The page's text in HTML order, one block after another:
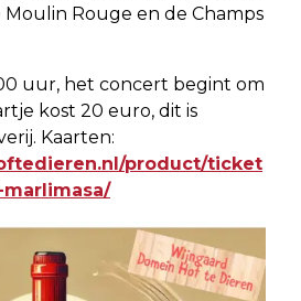
Rouge en de Champs
uur, het concert begint om
kost 20 euro, dit is
Kaarten:
product/ticket